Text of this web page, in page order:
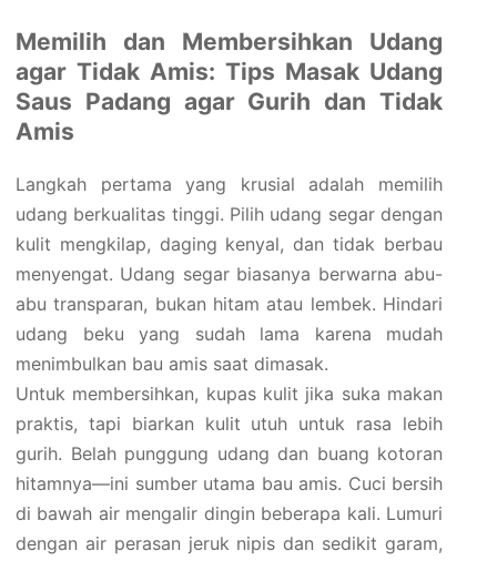
Memilih dan Membersihkan Udang
agar Tidak Amis: Tips Masak Udang
Saus Padang agar Gurih dan Tidak
Amis
Langkah pertama yang krusial adalah memilih
udang berkualitas tinggi. Pilih udang segar dengan
kulit mengkilap, daging kenyal, dan tidak berbau
menyengat. Udang segar biasanya berwarna abu-
abu transparan, bukan hitam atau lembek. Hindari
udang beku yang sudah lama karena mudah
menimbulkan bau amis saat dimasak.
Untuk membersihkan, kupas kulit jika suka makan
praktis, tapi biarkan kulit utuh untuk rasa lebih
gurih. Belah punggung udang dan buang kotoran
hitamnya—ini sumber utama bau amis. Cuci bersih
di bawah air mengalir dingin beberapa kali. Lumuri
dengan air perasan jeruk nipis dan sedikit garam,